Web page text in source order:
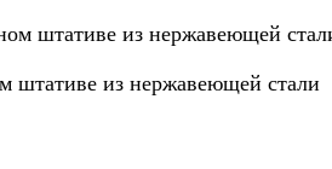
штативе из нержавеющей стали